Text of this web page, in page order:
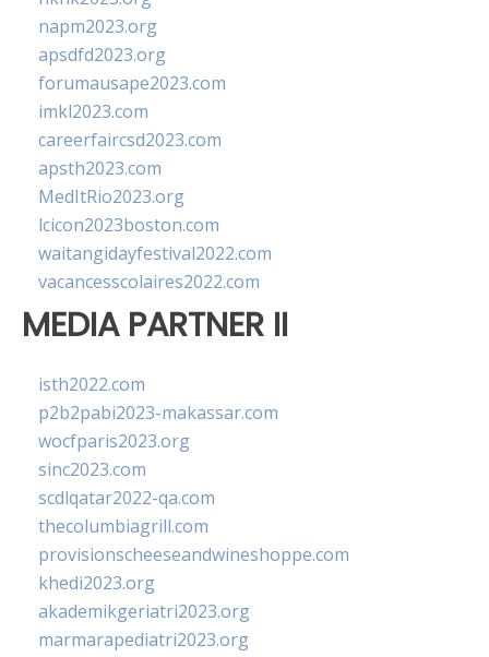
napm2023.org
apsdfd2023.org
forumausape2023.com
imkl2023.com
careerfaircsd2023.com
apsth2023.com
MedItRio2023.org
lcicon2023boston.com
waitangidayfestival2022.com
vacancesscolaires2022.com
MEDIA PARTNER II
isth2022.com
p2b2pabi2023-makassar.com
wocfparis2023.org
sinc2023.com
scdlqatar2022-qa.com
thecolumbiagrill.com
provisionscheeseandwineshoppe.com
khedi2023.org
akademikgeriatri2023.org
marmarapediatri2023.org